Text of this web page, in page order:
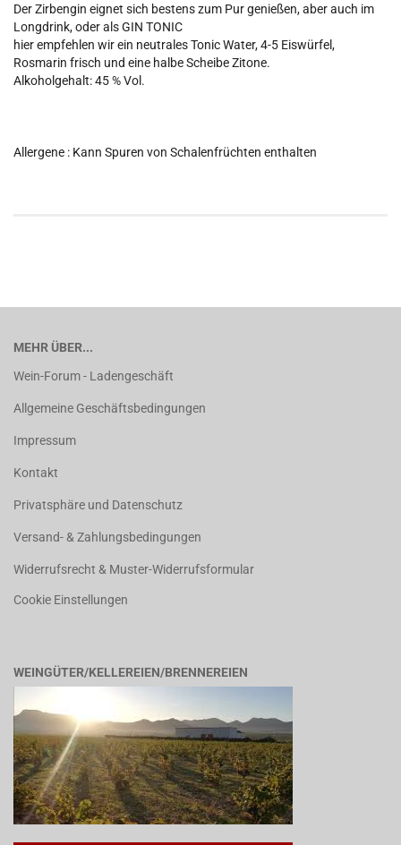
Der Zirbengin eignet sich bestens zum Pur genießen, aber auch im
Longdrink, oder als GIN TONIC
hier empfehlen wir ein neutrales Tonic Water, 4-5 Eiswürfel,
Rosmarin frisch und eine halbe Scheibe Zitone.
Alkoholgehalt: 45 % Vol.
Allergene : Kann Spuren von Schalenfrüchten enthalten
MEHR ÜBER...
Wein-Forum - Ladengeschäft
Allgemeine Geschäftsbedingungen
Impressum
Kontakt
Privatsphäre und Datenschutz
Versand- & Zahlungsbedingungen
Widerrufsrecht & Muster-Widerrufsformular
Cookie Einstellungen
WEINGÜTER/KELLEREIEN/BRENNEREIEN